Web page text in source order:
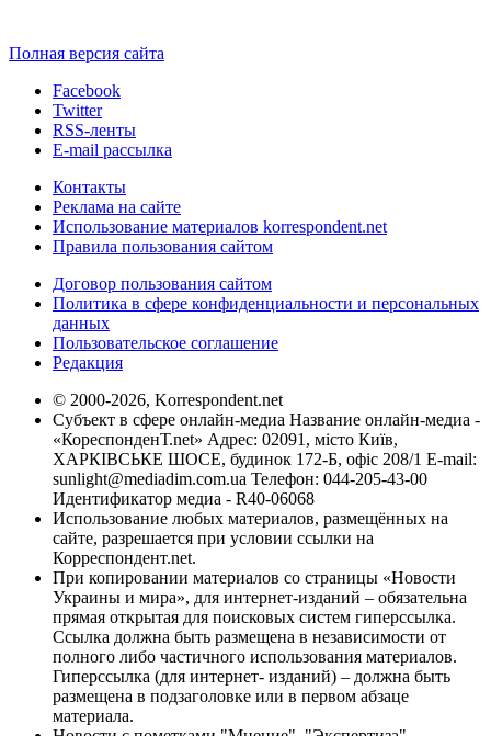
Полная версия сайта
Facebook
Twitter
RSS-ленты
E-mail рассылка
Контакты
Реклама на сайте
Использование материалов korrespondent.net
Правила пользования сайтом
Договор пользования сайтом
Политика в сфере конфиденциальности и персональных
данных
Пользовательское соглашение
Редакция
© 2000-2026, Korrespondent.net
Субъект в сфере онлайн-медиа Название онлайн-медиа -
«КореспонденТ.net» Адрес: 02091, місто Київ,
ХАРКІВСЬКЕ ШОСЕ, будинок 172-Б, офіс 208/1 E-mail:
sunlight@mediadim.com.ua Телефон: 044-205-43-00
Идентификатор медиа - R40-06068
Использование любых материалов, размещённых на
сайте, разрешается при условии ссылки на
Корреспондент.net.
При копировании материалов со страницы «Новости
Украины и мира», для интернет-изданий – обязательна
прямая открытая для поисковых систем гиперссылка.
Ссылка должна быть размещена в независимости от
полного либо частичного использования материалов.
Гиперссылка (для интернет- изданий) – должна быть
размещена в подзаголовке или в первом абзаце
материала.